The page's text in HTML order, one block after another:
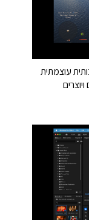
עוצמתית